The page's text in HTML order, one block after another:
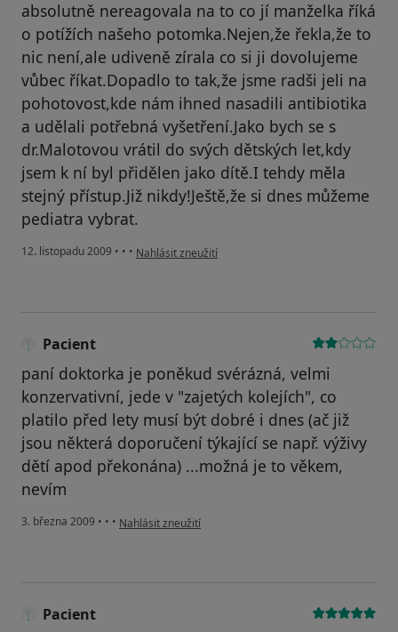
absolutně nereagovala na to co jí manželka říká
o potížích našeho potomka.Nejen,že řekla,že to
nic není,ale udiveně zírala co si ji dovolujeme
vůbec říkat.Dopadlo to tak,že jsme radši jeli na
pohotovost,kde nám ihned nasadili antibiotika
a udělali potřebná vyšetření.Jako bych se s
dr.Malotovou vrátil do svých dětských let,kdy
jsem k ní byl přidělen jako dítě.I tehdy měla
stejný přístup.Již nikdy!Ještě,že si dnes můžeme
pediatra vybrat.
12. listopadu 2009 • • • podle názoru uživatele Váš účet byl odstraněn
Nahlásit zneužití
Pacient
paní doktorka je poněkud svérázná, velmi
konzervativní, jede v "zajetých kolejích", co
platilo před lety musí být dobré i dnes (ač již
jsou některá doporučení týkající se např. výživy
dětí apod překonána) ...možná je to věkem,
nevím
3. března 2009 • • • podle názoru uživatele Pacient
Nahlásit zneužití
Pacient